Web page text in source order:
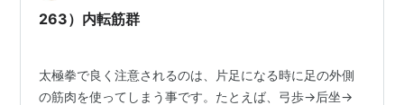
定した収脚/上歩をする為の注意事項はたくさん聞いた。
263）内転筋群
太極拳で良く注意されるのは、片足になる時に足の外側
の筋肉を使ってしまう事です。たとえば、弓歩→后坐→